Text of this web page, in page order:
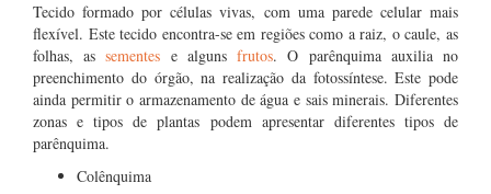
Tecido formado por células vivas, com uma parede celular mais
flexível. Este tecido encontra-se em regiões como a raiz, o caule, as
folhas, assementes e algunsfrutos. O parênquima auxilia no
preenchimento do órgão, na realização da fotossíntese. Este pode
ainda permitir o armazenamento de água e sais minerais. Diferentes
zonas e tipos de plantas podem apresentar diferentes tipos de
parênquima.
Colênquima